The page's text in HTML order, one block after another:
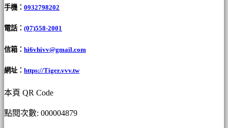
手機： 0932798202
電話： (07)558-2001
信箱： hi6vhivv@gmail.com
網址： https://Tiger.vvv.tw
本頁 QR Code
點閱次數: 000004879